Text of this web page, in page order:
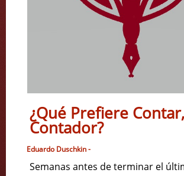
¿Qué Prefiere Contar,
Contador?
Eduardo Duschkin -
Semanas antes de terminar el